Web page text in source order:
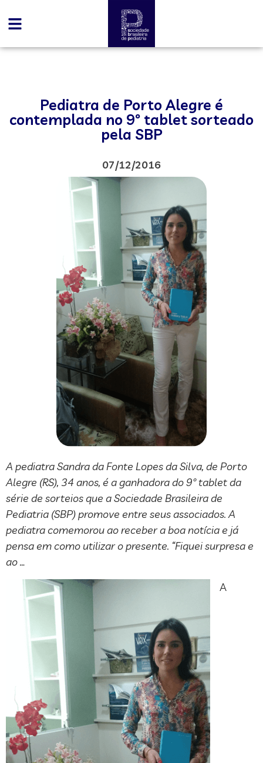
Pediatra de Porto Alegre é
contemplada no 9º tablet sorteado
pela SBP
07/12/2016
A pediatra Sandra da Fonte Lopes da Silva, de Porto
Alegre (RS), 34 anos, é a ganhadora do 9º tablet da
série de sorteios que a Sociedade Brasileira de
Pediatria (SBP) promove entre seus associados. A
pediatra comemorou ao receber a boa notícia e já
pensa em como utilizar o presente. “Fiquei surpresa e
ao …
A